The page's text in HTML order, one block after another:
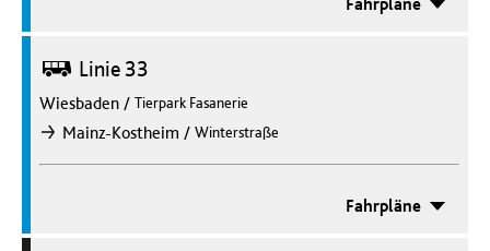
Bus Linie 33
Wiesbaden / Tierpark Fasanerie
nachMainz-Kostheim / Winterstraße
Fahrpläne